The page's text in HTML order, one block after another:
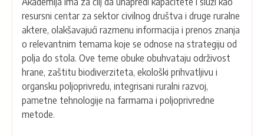
resursni centar za sektor civilnog društva i druge ruralne
aktere, olakšavajući razmenu informacija i prenos znanja
o relevantnim temama koje se odnose na strategiju od
polja do stola. Ove teme obuke obuhvataju održivost
hrane, zaštitu biodiverziteta, ekološki prihvatljivu i
organsku poljoprivredu, integrisani ruralni razvoj,
pametne tehnologije na farmama i poljoprivredne
metode.